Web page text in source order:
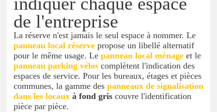
de l'entreprise
La réserve n'est jamais le seul espace à nommer. Le
panneau local réserve propose un libellé alternatif
pour le même usage. Le panneau local ménage et le
panneau parking vélos complètent l'indication des
espaces de service. Pour les bureaux, étages et pièces
communes, la gamme des panneaux de signalisation
dans les locaux à fond gris couvre l'identification
pièce par pièce.